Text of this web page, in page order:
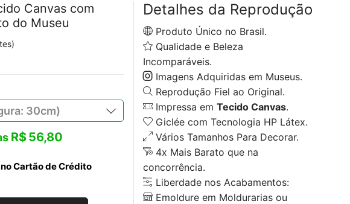
Canvas com
do Museu
R$56,80
Cartão de Crédito
Detalhes da Reprodução
Produto Único no Brasil.
Qualidade e Beleza
Incomparáveis.
Imagens Adquiridas em Museus.
Reprodução Fiel ao Original.
Impressa em Tecido Canvas.
Giclée com Tecnologia HP Látex.
Vários Tamanhos Para Decorar.
4x Mais Barato que na
concorrência.
Liberdade nos Acabamentos:
Emoldure em Moldurarias ou